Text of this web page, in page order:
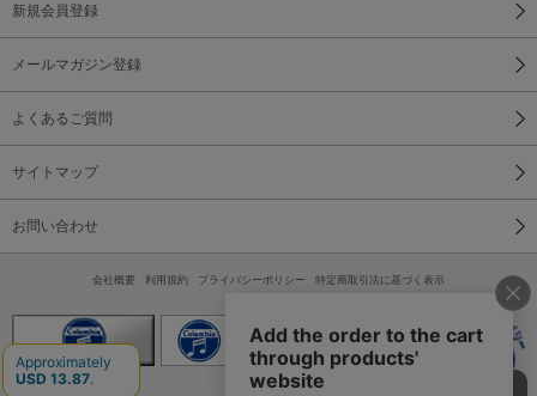
新規会員登録
メールマガジン登録
よくあるご質問
サイトマップ
お問い合わせ
会社概要 利用規約 プライバシーポリシー 特定商取引法に基づく表示